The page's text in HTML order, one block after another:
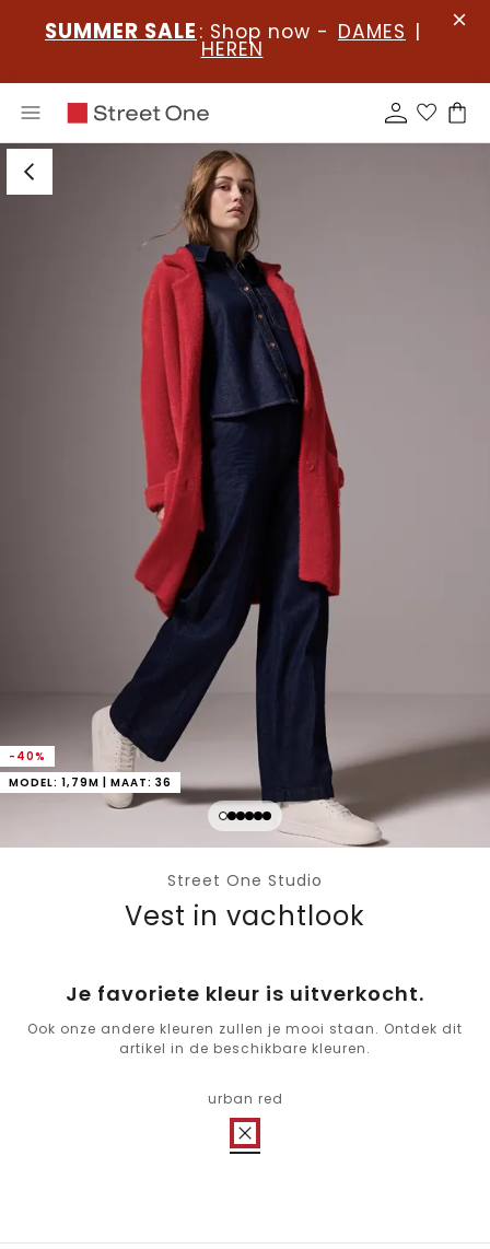
SUMMER SALE : Shop now - DAMES |
HEREN
-40%
MODEL: 1,79M | MAAT: 36
Street One Studio
Vest in vachtlook
Je favoriete kleur is uitverkocht.
Ook onze andere kleuren zullen je mooi staan. Ontdek dit
artikel in de beschikbare kleuren.
urban red